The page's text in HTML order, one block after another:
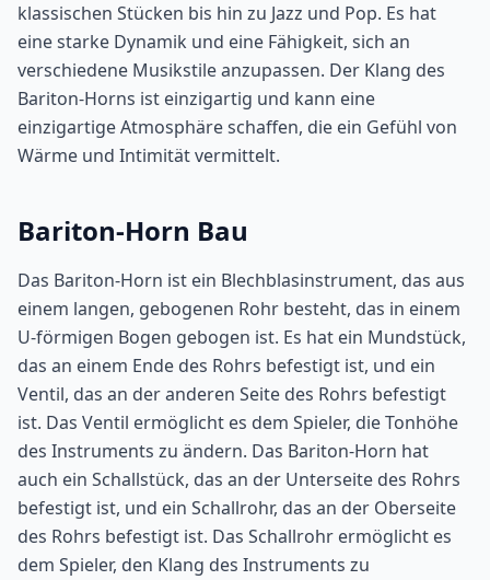
klassischen Stücken bis hin zu Jazz und Pop. Es hat
eine starke Dynamik und eine Fähigkeit, sich an
verschiedene Musikstile anzupassen. Der Klang des
Bariton-Horns ist einzigartig und kann eine
einzigartige Atmosphäre schaffen, die ein Gefühl von
Wärme und Intimität vermittelt.
Bariton-Horn Bau
Das Bariton-Horn ist ein Blechblasinstrument, das aus
einem langen, gebogenen Rohr besteht, das in einem
U-förmigen Bogen gebogen ist. Es hat ein Mundstück,
das an einem Ende des Rohrs befestigt ist, und ein
Ventil, das an der anderen Seite des Rohrs befestigt
ist. Das Ventil ermöglicht es dem Spieler, die Tonhöhe
des Instruments zu ändern. Das Bariton-Horn hat
auch ein Schallstück, das an der Unterseite des Rohrs
befestigt ist, und ein Schallrohr, das an der Oberseite
des Rohrs befestigt ist. Das Schallrohr ermöglicht es
dem Spieler, den Klang des Instruments zu